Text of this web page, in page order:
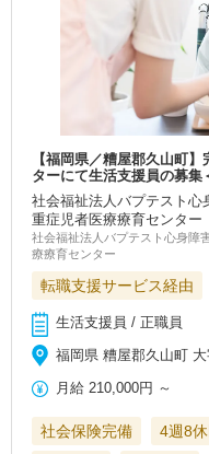
【福岡県／糟屋郡久山町
ターにて生活支援員の募集
社会福祉法人バプテスト
重症児者医療療育センター
社会福祉法人バプテスト心身
療療育センター
転職支援サービス経由
生活支援員 / 正職員
福岡県 糟屋郡久山町
月給 210,000円 ～
社会保険完備 4週8